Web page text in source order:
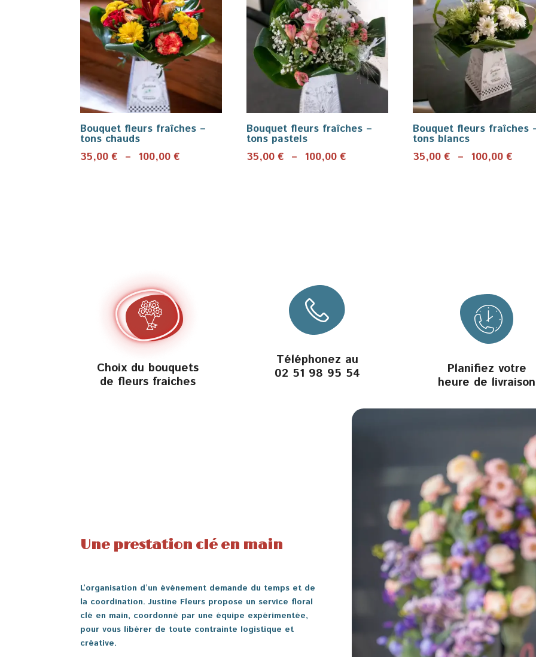
Bouquet fleurs fraîches –
tons chauds
35,00€ – 100,00€
Bouquet fleurs fraîches –
tons pastels
35,00€ – 100,00€
Bouquet fleurs fraîches
tons blancs
35,00€ – 100,00€
Choix du bouquets
de fleurs fraiches
Téléphonez au
02 51 98 95 54
Planifiez votre
heure de livraison
Une prestation clé en main
L’organisation d’un événement demande du temps et de
la coordination. Justine Fleurs propose un service floral
clé en main, coordonné par une équipe expérimentée,
pour vous libérer de toute contrainte logistique et
créative.